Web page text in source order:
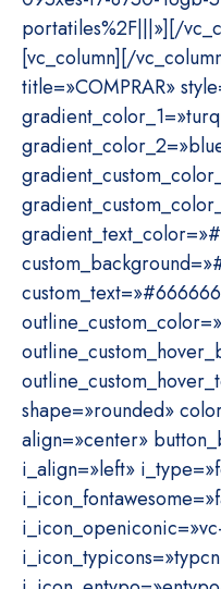
portatiles%2F|||»][/
[vc_column][/
title=»COMPRAR»
shape=»rounded»
align=»center»
i_align=»left»